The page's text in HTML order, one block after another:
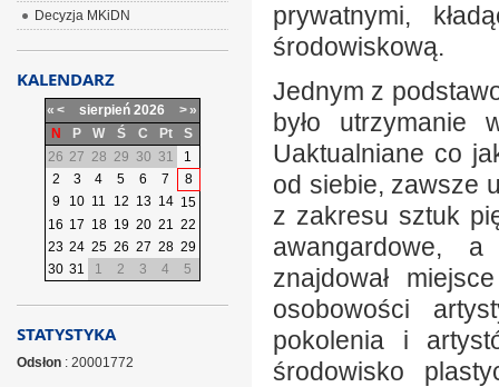
prywatnymi,
środowiskową.
Jednym z
było utrzymanie
Uaktualniane co
od siebie, zawsze
z zakresu sztuk
awangardowe,
znajdował
osobowości
pokolenia i
środowisko
Decyzja MKiDN
KALENDARZ
« < sierpień 2026 >»
N
P W Ś C Pt
S
26 27 28 29 30 31
1
2
3 4 5 6 7
8
9
10 11 12 13 14 15
16 17 18 19 20 21 22
23 24 25 26 27 28 29
30 31 1 2 3 4 5
STATYSTYKA
Odsłon: 20001772